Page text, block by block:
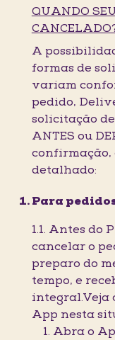
QUANDO
A
formas de
variam
pedido,
solicitação
ANTES ou
confirmação,
detalhado:
Para
1.1. Antes do
cancelar o
preparo do
tempo, e
integral.Veja
App nesta
1. Abra o